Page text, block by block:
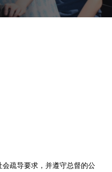
会疏导要求，并遵守总督的公